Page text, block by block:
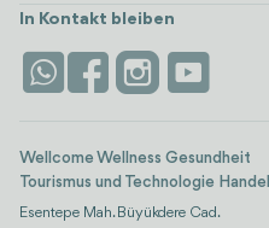
Vertrauen & Sicherheit
Kontaktieren Sie uns
Unterkünfte
Attraktionen
Bewertungen
Istanbul
In Kontakt bleiben
Wellcome Wellness Gesundheit
Tourismus und Technologie
Esentepe Mah. Büyükdere Cad.